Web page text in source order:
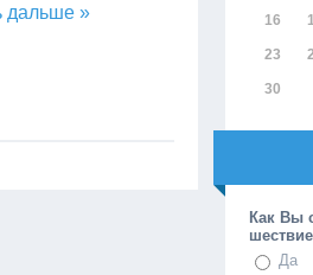
дальше » 16
23
30
Как Вы
Да